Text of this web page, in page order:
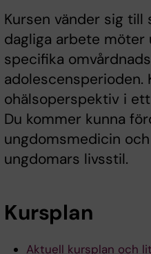
Kursen vänder sig
dagliga arbete möter
specifika
ohälsoperspektiv i
Du kommer kunna
ungdomsmedicin
ungdomars livsstil.
Kursplan
Aktuell kursplan och